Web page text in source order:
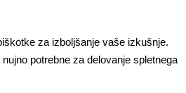
za izboljšanje vaše izkušnje.
potrebne za delovanje spletnega